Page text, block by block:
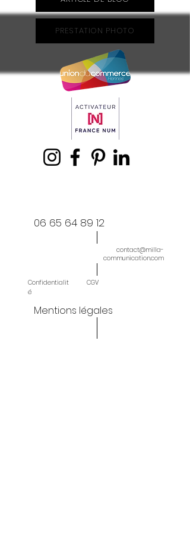
PRESTATION PHOTO
06 65 64 89 12
contact@milla-
communication.com
Confidentialit
é
CGV
Mentions légales